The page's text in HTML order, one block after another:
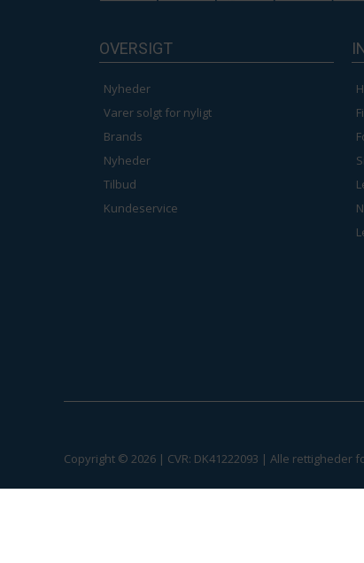
OVERSIGT
Nyheder
Varer solgt for nyligt
Brands
Nyheder
Tilbud
Kundeservice
Copyright © 2026 | CVR: DK41222093 | Alle rettigheder